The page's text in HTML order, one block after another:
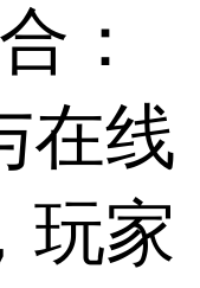
：
在线
玩家